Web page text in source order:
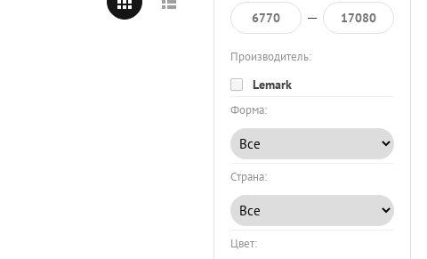
Производитель:
Lemark
Форма:
Страна:
Цвет: